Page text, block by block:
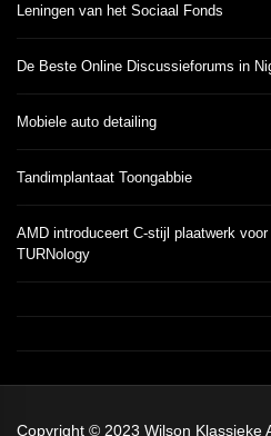
Leningen van het Sociaal Fonds
De Beste Online Discussieforums in
Mobiele auto detailing
Tandimplantaat Toongabbie
AMD introduceert C-stijl plaatwerk
TURNology
Copyright © 2023 Wilson Klassieke